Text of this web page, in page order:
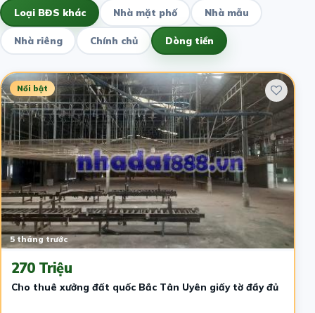
Loại BĐS khác Nhà mặt phố Nhà mẫu
Nhà riêng Chính chủ Dòng tiền
Nổi bật
5 tháng trước
270 Triệu
Cho thuê xưởng đất quốc Bắc Tân Uyên giấy tờ đầy đủ